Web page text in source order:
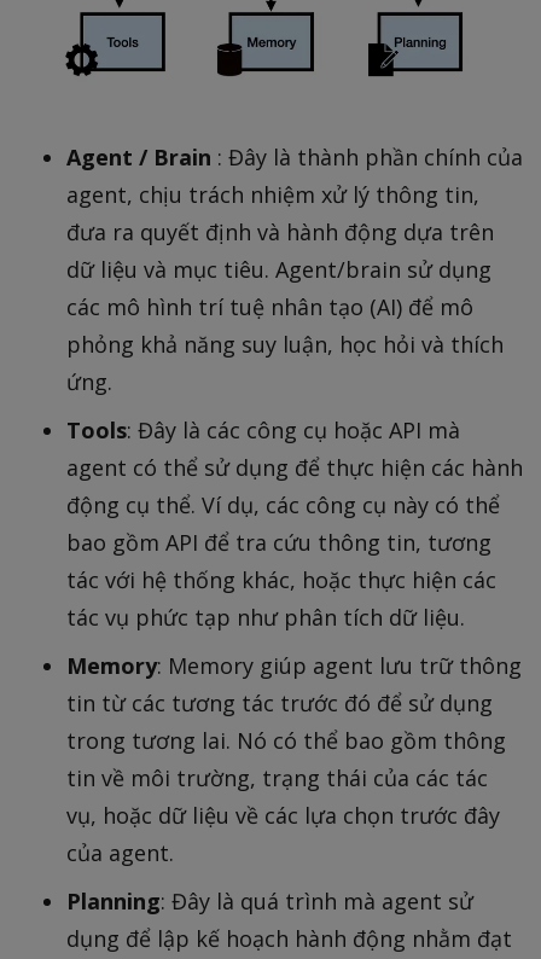
Agent / Brain : Đây là thành phần chính của
agent, chịu trách nhiệm xử lý thông tin,
đưa ra quyết định và hành động dựa trên
dữ liệu và mục tiêu. Agent/brain sử dụng
các mô hình trí tuệ nhân tạo (AI) để mô
phỏng khả năng suy luận, học hỏi và thích
ứng.
Tools: Đây là các công cụ hoặc API mà
agent có thể sử dụng để thực hiện các hành
động cụ thể. Ví dụ, các công cụ này có thể
bao gồm API để tra cứu thông tin, tương
tác với hệ thống khác, hoặc thực hiện các
tác vụ phức tạp như phân tích dữ liệu.
Memory: Memory giúp agent lưu trữ thông
tin từ các tương tác trước đó để sử dụng
trong tương lai. Nó có thể bao gồm thông
tin về môi trường, trạng thái của các tác
vụ, hoặc dữ liệu về các lựa chọn trước đây
của agent.
Planning: Đây là quá trình mà agent sử
dụng để lập kế hoạch hành động nhằm đạt